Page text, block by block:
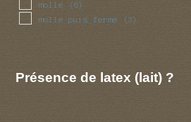
molle (6)
molle puis ferme (3)
Présence de latex (lait) ?